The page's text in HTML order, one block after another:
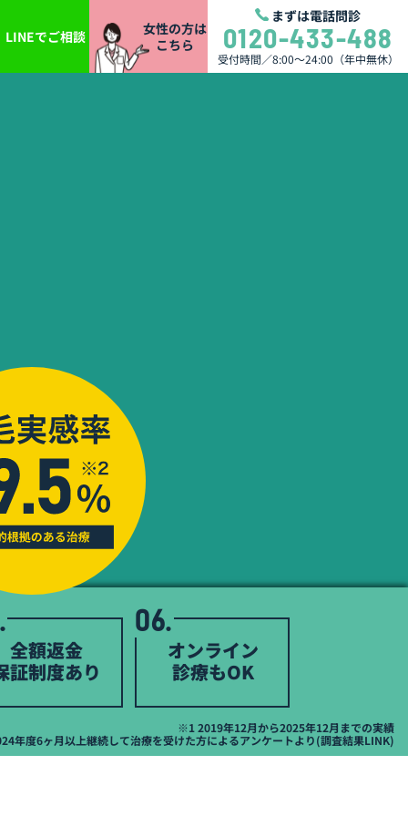
LINEでご相談
女性の方は
こちら
まずは電話問診
0120-433-488
受付時間／8:00〜24:00（年中無休）
全額返金
証制度あり
06.
オンライン
診療もOK
※1 2019年12月から2025年12月までの実績
年度6ヶ月以上継続して治療を受けた方によるアンケートより(調査結果LINK)